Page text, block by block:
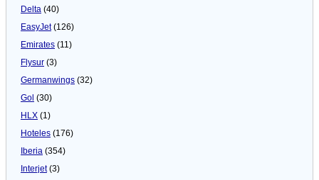
Delta (40)
EasyJet(126)
Emirates (11)
Flysur (3)
Germanwings (32)
Gol (30)
HLX (1)
Hoteles (176)
Iberia (354)
Interjet(3)